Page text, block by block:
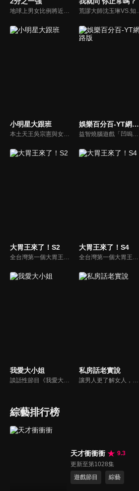
小明星大跟班
本土天王吳宗憲與女兒吳姍儒（Sandy）搭檔主持，每集邀請來賓暢談演藝圈大小事，父女檔聯手笑果十足，老梗搭上新世代，最新組合強勢登場！
娛樂百分百-YT網路版
益智燒腦遊戲「凹嗚狼人殺」激發你的邏輯推理能力，偶像巨星雲集，全球娛樂資訊，一手掌握不脫節！2025全新升級改版，盡在《娛樂百分百-YT網路版》！
大胃王來了！S2
全台灣第一個大胃王美食節目，由主持人帶領大胃王們及名人來賓吃遍台灣美食，每趟旅程都有不同的美食主題以及遊戲互動，並藉由大胃王幸福地享用，讓觀眾深刻了解台灣美食文化的豐富特色！
大胃王來了！S4
全台灣第一個大胃王美食節目，由主持人帶領大胃王們及名人來賓吃遍台灣美食，每趟旅程都有不同的美食主題以及遊戲互動，並藉由大胃王幸福地享用，讓觀眾深刻了解台灣美食文化的豐富特色！
我愛大小姐
談話性節目《我愛大小姐》是由吳淡如、林慧萍主持的一檔談話性節目，講訴女人間的那些事。
私房話老實說
讓男人更了解女人，女人更了解自己 ，揭密女性私房話，讓療癒專家教你更愛自己！由于美人和納豆攜手主持，更多你想知道的女性私密話題都在《私房話老實說》。
綜藝排行榜
天才衝衝衝
9.3
更新至第1028集
遊戲節目
綜藝